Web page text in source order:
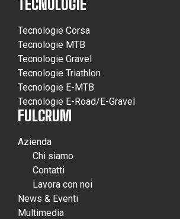
TECNOLOGIE
Tecnologie Corsa
Tecnologie MTB
Tecnologie Gravel
Tecnologie Triathlon
Tecnologie E-MTB
Tecnologie E-Road/E-Gravel
FULCRUM
Azienda
Chi siamo
Contatti
Lavora con noi
News & Eventi
Multimedia